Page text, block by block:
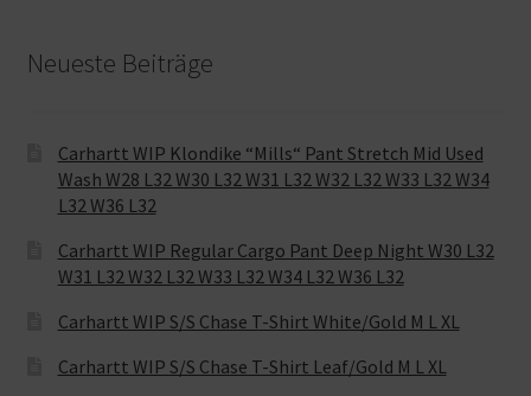
Neueste Beiträge
Carhartt WIP Klondike “Mills“ Pant Stretch Mid Used
Wash W28 L32 W30 L32 W31 L32 W32 L32 W33 L32 W34
L32 W36 L32
Carhartt WIP Regular Cargo Pant Deep Night W30 L32
W31 L32 W32 L32 W33 L32 W34 L32 W36 L32
Carhartt WIP S/S Chase T-Shirt White/Gold M L XL
Carhartt WIP S/S Chase T-Shirt Leaf/Gold M L XL